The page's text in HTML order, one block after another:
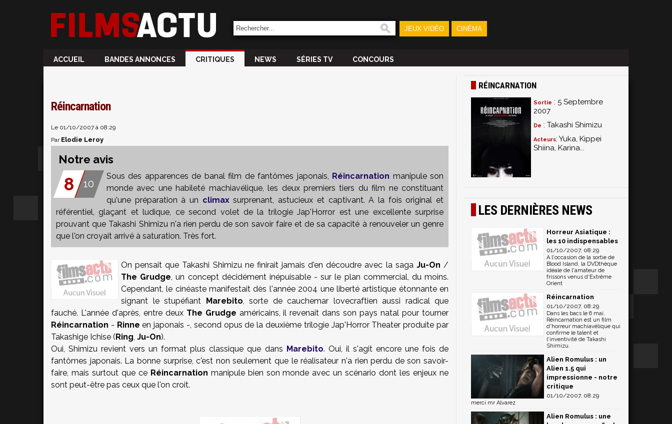
JEUX VIDÉO CINÉMA
ACCUEIL BANDES ANNONCES CRITIQUES NEWS SÉRIES TV CONCOURS
Réincarnation
Le 01/10/2007 à 08:29
Par Elodie Leroy
Notre avis
8 10
Sous des apparences de banal film de fantômes japonais, Réincarnation manipule son
monde avec une habileté machiavélique, les deux premiers tiers du film ne constituant
qu'une préparation à un climaxsurprenant, astucieux et captivant. A la fois original et
référentiel, glaçant et ludique, ce second volet de la trilogie Jap'Horror est une excellente surprise
prouvant que Takashi Shimizun'a rien perdu de son savoir faire et de sa capacité à renouveler un genre
que l'on croyait arrivé à saturation. Très fort.
On pensait que Takashi Shimizune finirait jamais d'en découdre avec la saga Ju-On /
The Grudge, un concept décidément inépuisable - sur le plan commercial, du moins.
Cependant, le cinéaste manifestait dès l'année 2004 une liberté artistique étonnante en
signant le stupéfiant Marebito, sorte de cauchemar lovecraftien aussi radical que
fauché. L'année d'après, entre deux The Grudge américains, il revenait dans son pays natal pour tourner
Réincarnation - Rinne en japonais -, second opus de la deuxième trilogie Jap'Horror Theater produite par
Takashige Ichise (Ring, Ju-On).
Oui, Shimizu revient vers un format plus classique que dans Marebito. Oui, il s'agit encore une fois de
fantômes japonais. La bonne surprise, c'est non seulement que le réalisateur n'a rien perdu de son savoir-
faire, mais surtout que ce Réincarnation manipule bien son monde avec un scénario dont les enjeux ne
sont peut-être pas ceux que l'on croit.
RÉINCARNATION
Sortie : 5 Septembre
2007
De : Takashi Shimizu
Acteurs: Yuka, Kippei
Shiina, Karina...
LES DERNIÈRES NEWS
Horreur Asiatique :
les 10 indispensables
01/10/2007, 08:29
A l'occasion de la sortie de
Blood Island, la DVDthèque
idéale de l'amateur de
frissons venus d'Extrême
Orient
Réincarnation
01/10/2007, 08:29
Dans les bacs le 6 mai,
Réincarnation est un film
d'horreur machiavélique qui
confirme le talent et
l'inventivité de Takashi
Shimizu.
Alien Romulus : un
Alien 1.5 qui
impressionne - notre
critique
01/10/2007, 08:29
merci mr Alvarez
Alien Romulus : une